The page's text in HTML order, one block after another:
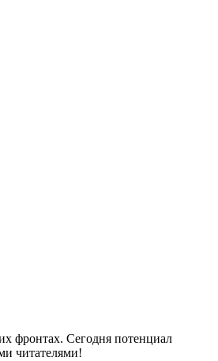
фронтах. Сегодня потенциал
читателями!